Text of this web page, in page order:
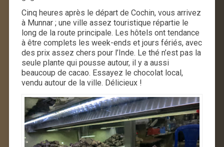
Cinq heures après le départ de Cochin, vous arrivez
à Munnar ; une ville assez touristique répartie le
long de la route principale. Les hôtels ont tendance
à être complets les week-ends et jours fériés, avec
des prix assez chers pour l’Inde. Le thé n’est pas la
seule plante qui pousse autour, il y a aussi
beaucoup de cacao. Essayez le chocolat local,
vendu autour de la ville. Délicieux !